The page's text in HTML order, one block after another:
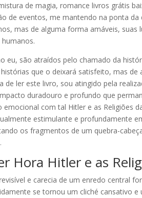
de magia, romance livros grátis
de eventos, me mantendo na ponta
mas de alguma forma amáveis,
humanos.
eu, são atraídos pelo chamado da
que o deixará satisfeito, mas
de ler este livro, sou atingido pela
duradouro e profundo que
emocional com tal Hitler e as Religiões
estimulante e profundamente
os fragmentos de um quebra-
Hora Hitler e as
e carecia de um enredo central
se tornou um cliché cansativo